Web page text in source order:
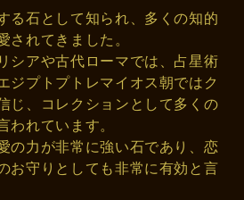
る石として知られ、多くの知的
されてきました。
シアや古代ローマでは、占星術
ジプトプトレマイオス朝ではク
じ、コレクションとして多くの
われています。
の力が非常に強い石であり、恋
お守りとしても非常に有効と言